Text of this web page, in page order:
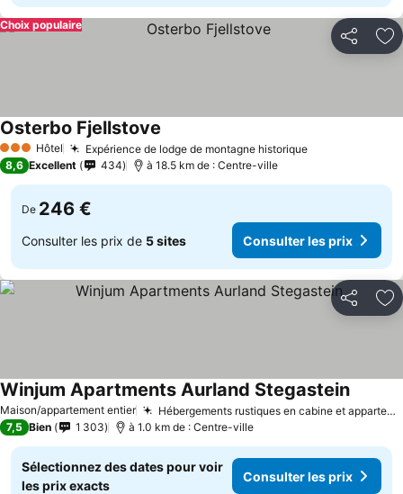
Partager
Choix populaire
3 ÉtoilesHôtel Expérience de lodge de montagne historique
Osterbo Fjellstove
8,6 Excellent 434 à 18.5 km de : Centre-ville
De 246 €
Consulter les prix de 5 sites Consulter les prix
Partager
Maison/appartement entier Hébergements rustiques en cabine et appartement
Winjum Apartments Aurland Stegastein
7,5 Bien 1 303 à 1.0 km de : Centre-ville
Sélectionnez des dates pour voir
les prix exacts
Consulter les prix